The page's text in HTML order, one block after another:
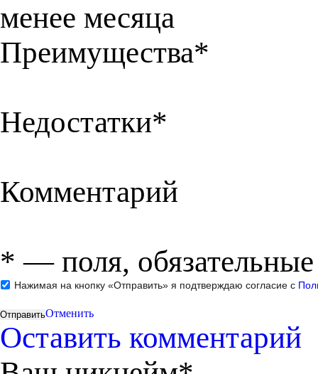
менее месяца
Преимущества*
Недостатки*
Комментарий
* — поля,
Нажимая на кнопку «Отправить» я подтверждаю согласие с
Отменить
Оставить комментарий